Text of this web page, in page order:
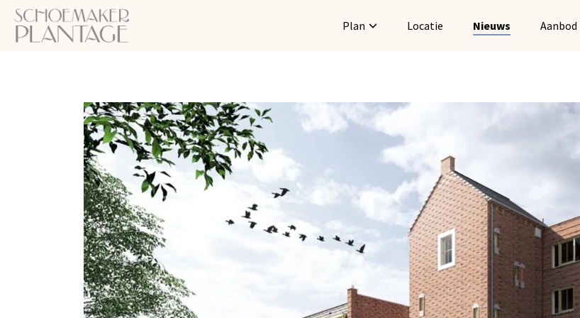
Plan Locatie Nieuws Aanbod